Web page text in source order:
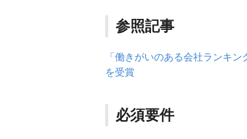
参照記事
「働きがいのある会社ランキ
を受賞
必須要件